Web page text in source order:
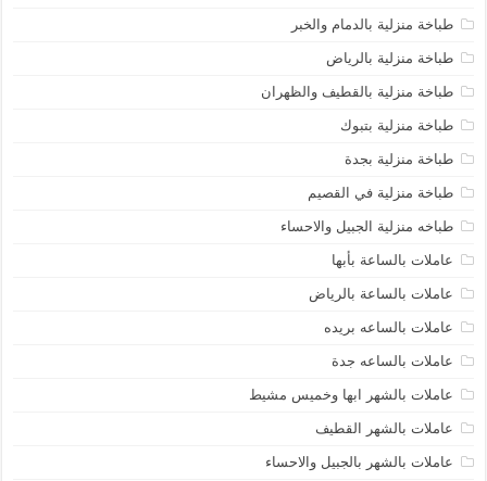
طباخة منزلية بالدمام والخبر
طباخة منزلية بالرياض
طباخة منزلية بالقطيف والظهران
طباخة منزلية بتبوك
طباخة منزلية بجدة
طباخة منزلية في القصيم
طباخه منزلية الجبيل والاحساء
عاملات بالساعة بأبها
عاملات بالساعة بالرياض
عاملات بالساعه بريده
عاملات بالساعه جدة
عاملات بالشهر ابها وخميس مشيط
عاملات بالشهر القطيف
عاملات بالشهر بالجبيل والاحساء